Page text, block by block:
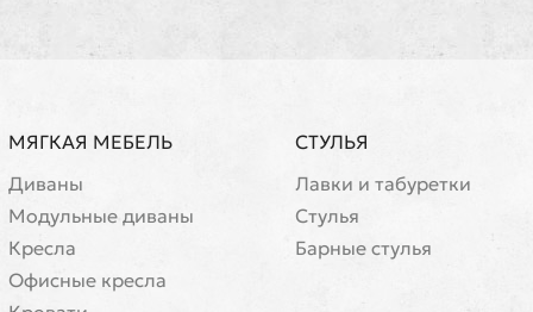
МЯГКАЯ МЕБЕЛЬ
Диваны
Модульные диваны
Кресла
Офисные кресла
СТУЛЬЯ
Лавки и табуретки
Стулья
Барные стулья